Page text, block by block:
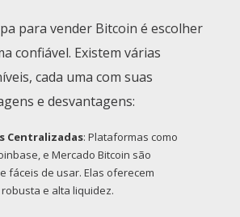
para vender Bitcoin é escolher
confiável. Existem várias
cada uma com suas
e desvantagens:
Centralizadas: Plataformas como
e Mercado Bitcoin são
fáceis de usar. Elas oferecem
e alta liquidez.